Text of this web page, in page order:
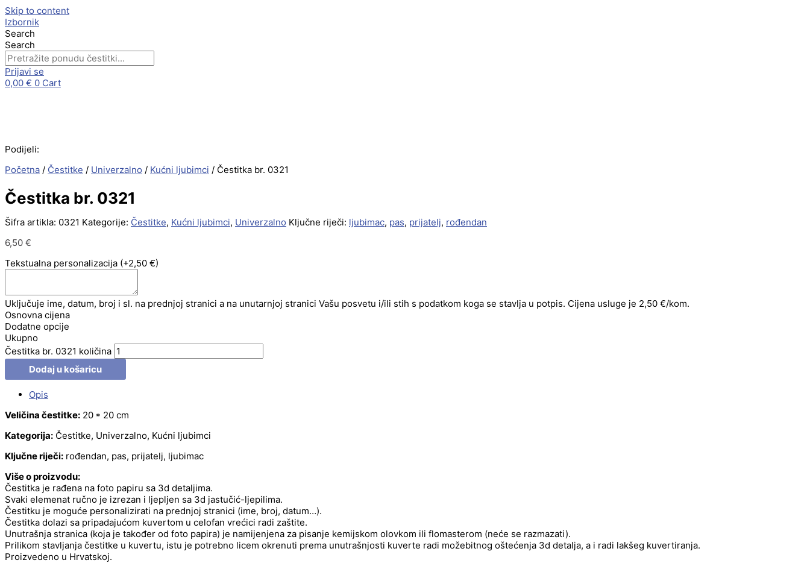
Skip to content
Izbornik
Search
Search
Prijavi se
0,00 € 0 Cart
Podijeli:
Početna / Čestitke / Univerzalno / Kućni ljubimci / Čestitka br. 0321
Čestitka br. 0321
Šifra artikla: 0321 Kategorije: Čestitke, Kućni ljubimci, Univerzalno Ključne riječi: ljubimac, pas, prijatelj, rođendan
6,50 €
Tekstualna personalizacija (+2,50 €)
Uključuje ime, datum, broj i sl. na prednjoj stranici a na unutarnjoj stranici Vašu posvetu i/ili stih s podatkom koga se stavlja u potpis. Cijena usluge je 2,50 €/kom.
Osnovna cijena
Dodatne opcije
Ukupno
Čestitka br. 0321 količina
Dodaj u košaricu
Opis
Veličina čestitke: 20 * 20 cm
Kategorija: Čestitke, Univerzalno, Kućni ljubimci
Ključne riječi: rođendan, pas, prijatelj, ljubimac
Više o proizvodu:
Čestitka je rađena na foto papiru sa 3d detaljima.
Svaki elemenat ručno je izrezan i ljepljen sa 3d jastučić-ljepilima.
Čestitku je moguće personalizirati na prednjoj stranici (ime, broj, datum…).
Čestitka dolazi sa pripadajućom kuvertom u celofan vrećici radi zaštite.
Unutrašnja stranica (koja je također od foto papira) je namijenjena za pisanje kemijskom olovkom ili flomasterom (neće se razmazati).
Prilikom stavljanja čestitke u kuvertu, istu je potrebno licem okrenuti prema unutrašnjosti kuverte radi možebitnog oštećenja 3d detalja, a i radi lakšeg kuvertiranja.
Proizvedeno u Hrvatskoj.